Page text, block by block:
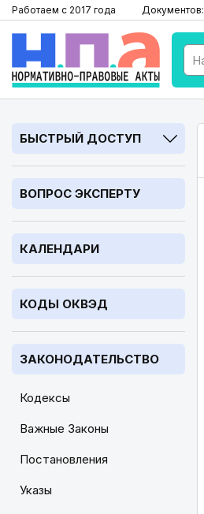
Работаем с 2017 года Документов:
БЫСТРЫЙ ДОСТУП
ВОПРОС ЭКСПЕРТУ
КАЛЕНДАРИ
КОДЫ ОКВЭД
ЗАКОНОДАТЕЛЬСТВО
Кодексы
Важные Законы
Постановления
Указы